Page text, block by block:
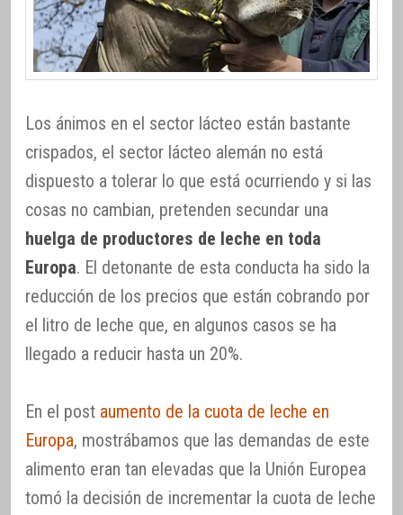
Los ánimos en el sector lácteo están bastante
crispados, el sector lácteo alemán no está
dispuesto a tolerar lo que está ocurriendo y si las
cosas no cambian, pretenden secundar una
huelga de productores de leche en toda
Europa. El detonante de esta conducta ha sido la
reducción de los precios que están cobrando por
el litro de leche que, en algunos casos se ha
llegado a reducir hasta un 20%.
En el post aumento de la cuota de leche en
Europa, mostrábamos que las demandas de este
alimento eran tan elevadas que la Unión Europea
tomó la decisión de incrementar la cuota de leche